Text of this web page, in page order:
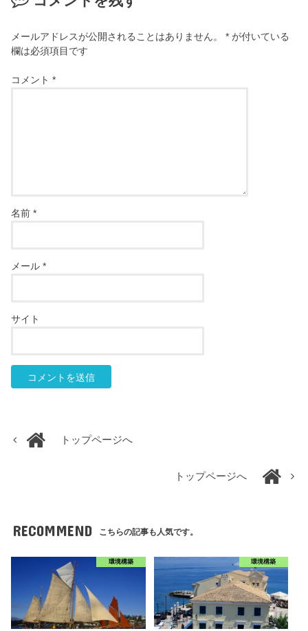
メールアドレスが公開されることはありません。 * が付いている
欄は必須項目です
コメント*
名前*
メール*
サイト
トップページへ
トップページへ
RECOMMEND こちらの記事も人気です。
環境構築 環境構築